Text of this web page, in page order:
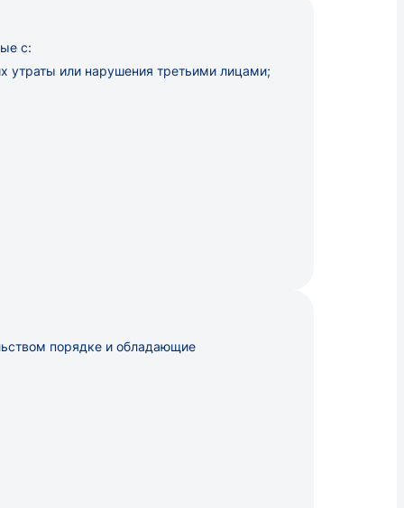
с:
утраты или нарушения третьими лицами;
порядке и обладающие